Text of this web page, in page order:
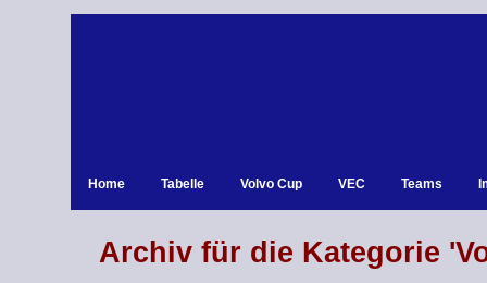
Home Tabelle Volvo Cup VEC Teams
Archiv für die Kategorie